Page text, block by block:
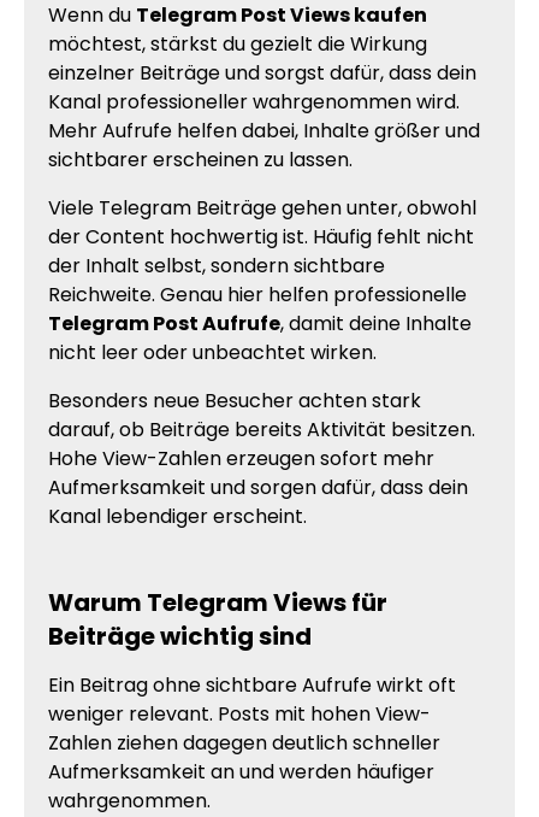
Wenn du Telegram Post Views kaufen
möchtest, stärkst du gezielt die Wirkung
einzelner Beiträge und sorgst dafür, dass dein
Kanal professioneller wahrgenommen wird.
Mehr Aufrufe helfen dabei, Inhalte größer und
sichtbarer erscheinen zu lassen.
Viele Telegram Beiträge gehen unter, obwohl
der Content hochwertig ist. Häufig fehlt nicht
der Inhalt selbst, sondern sichtbare
Reichweite. Genau hier helfen professionelle
Telegram Post Aufrufe, damit deine Inhalte
nicht leer oder unbeachtet wirken.
Besonders neue Besucher achten stark
darauf, ob Beiträge bereits Aktivität besitzen.
Hohe View-Zahlen erzeugen sofort mehr
Aufmerksamkeit und sorgen dafür, dass dein
Kanal lebendiger erscheint.
Warum Telegram Views für
Beiträge wichtig sind
Ein Beitrag ohne sichtbare Aufrufe wirkt oft
weniger relevant. Posts mit hohen View-
Zahlen ziehen dagegen deutlich schneller
Aufmerksamkeit an und werden häufiger
wahrgenommen.